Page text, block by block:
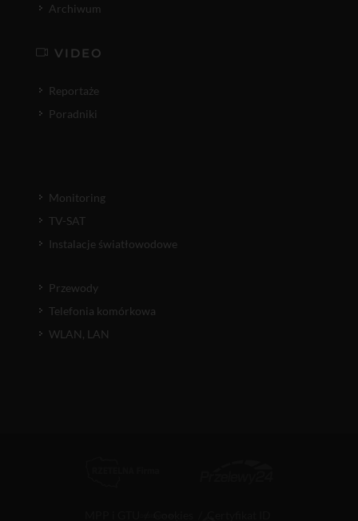
Archiwum
VIDEO
Reportaże
Poradniki
Monitoring
TV-SAT
Instalacje światłowodowe
Przewody
Telefonia komórkowa
WLAN, LAN